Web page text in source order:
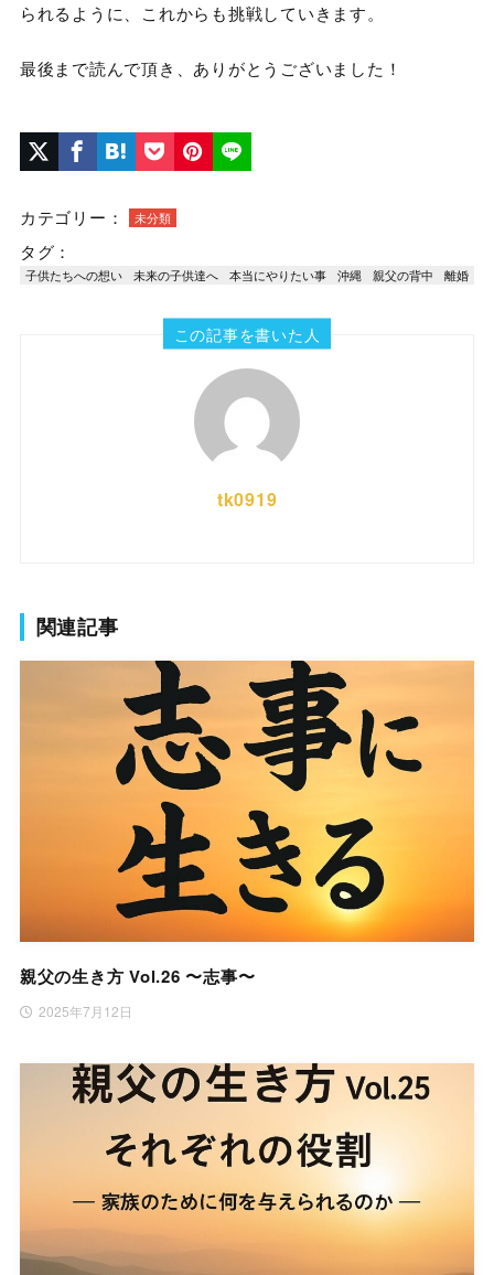
られるように、これからも挑戦していきます。
最後まで読んで頂き、ありがとうございました！
カテゴリー： 未分類
タグ：
子供たちへの想い 未来の子供達へ 本当にやりたい事 沖縄 親父の背中 離婚
この記事を書いた人
tk0919
関連記事
親父の生き方 Vol.26 〜志事〜
2025年7月12日